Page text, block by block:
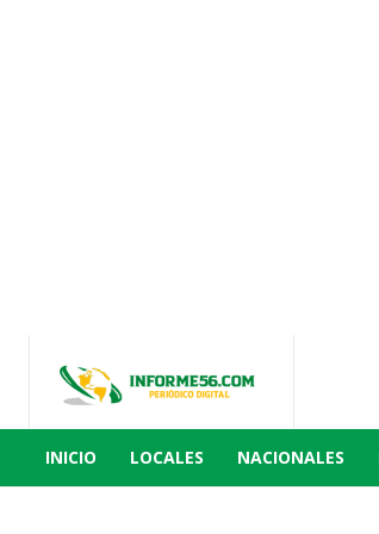
INICIO LOCALES NACIONALES